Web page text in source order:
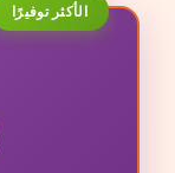
الأكثر توفيرًا